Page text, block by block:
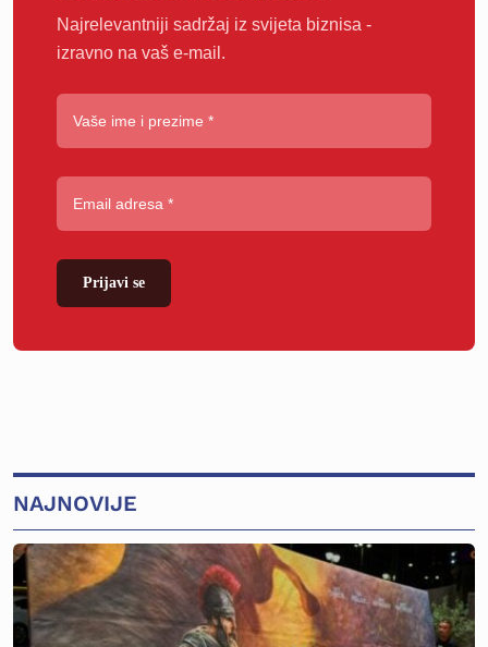
Najrelevantniji sadržaj iz svijeta biznisa -
izravno na vaš e-mail.
Prijavi se
NAJNOVIJE